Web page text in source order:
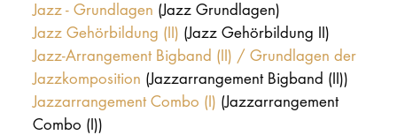
Jazz - Grundlagen (Jazz Grundlagen)
Jazz Gehörbildung (II) (Jazz Gehörbildung II)
Jazz-Arrangement Bigband (II) / Grundlagen der
Jazzkomposition (Jazzarrangement Bigband (II))
Jazzarrangement Combo (I) (Jazzarrangement
Combo (I))